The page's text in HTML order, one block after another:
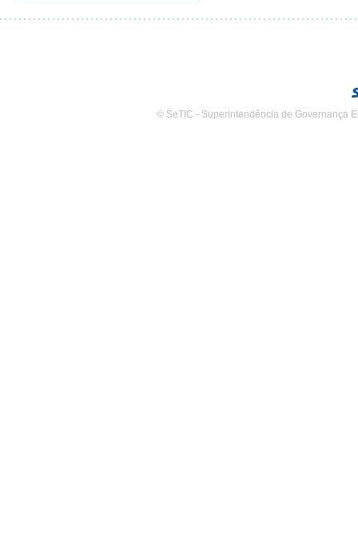
© SeTIC - Superintendência de Governança